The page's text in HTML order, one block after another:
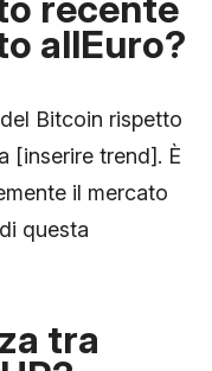
recente
allEuro?
Bitcoin rispetto
[inserire trend]. È
il mercato
questa
tra